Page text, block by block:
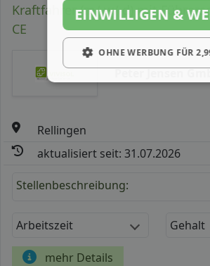
Kraftfahrer (m/ w/ d) mit
CE
Peter Jensen
Rellingen
aktualisiert seit: 31.07.2026
Stellenbeschreibung:
Arbeitszeit Gehalt
mehr Details
EINWILLIGEN &
OHNE WERBUNG FÜR